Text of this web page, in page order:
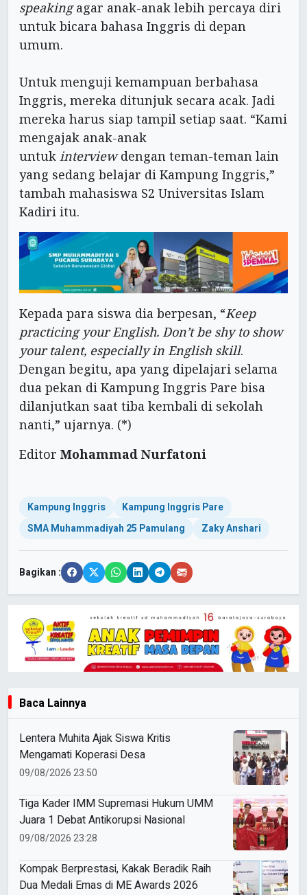
speakingagar anak-anak lebih percaya diri
untuk bicara bahasa Inggris di depan
umum.
Untuk menguji kemampuan berbahasa
Inggris, mereka ditunjuk secara acak. Jadi
mereka harus siap tampil setiap saat. “Kami
mengajak anak-anak
untuk interviewdengan teman-teman lain
yang sedang belajar di Kampung Inggris,”
tambah mahasiswa S2 Universitas Islam
Kadiri itu.
Kepada para siswa dia berpesan, “Keep
practicing your English. Don’t be shy to show
your talent, especially in English skill.
Dengan begitu, apa yang dipelajari selama
dua pekan di Kampung Inggris Pare bisa
dilanjutkan saat tiba kembali di sekolah
nanti,” ujarnya. (*)
Editor Mohammad Nurfatoni
Kampung Inggris
Kampung Inggris Pare
SMA Muhammadiyah 25 Pamulang
Zaky Anshari
Bagikan :
Baca Lainnya
Lentera Muhita Ajak Siswa Kritis
Mengamati Koperasi Desa
09/08/2026 23:50
Tiga Kader IMM Supremasi Hukum UMM
Juara 1 Debat Antikorupsi Nasional
09/08/2026 23:28
Kompak Berprestasi, Kakak Beradik Raih
Dua Medali Emas di ME Awards 2026